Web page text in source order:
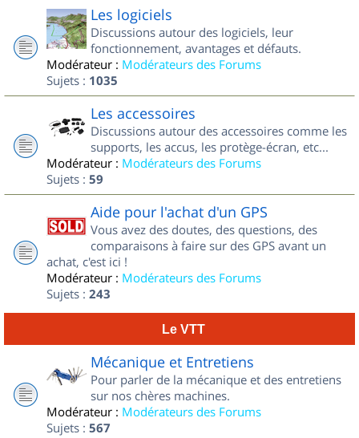
Les logiciels
Discussions autour des logiciels, leur
fonctionnement, avantages et défauts.
Modérateur : Modérateurs des Forums
Sujets : 1035
Les accessoires
Discussions autour des accessoires comme les
supports, les accus, les protège-écran, etc...
Modérateur : Modérateurs des Forums
Sujets : 59
Aide pour l'achat d'un GPS
Vous avez des doutes, des questions, des
comparaisons à faire sur des GPS avant un
achat, c'est ici !
Modérateur : Modérateurs des Forums
Sujets : 243
Le VTT
Mécanique et Entretiens
Pour parler de la mécanique et des entretiens
sur nos chères machines.
Modérateur : Modérateurs des Forums
Sujets : 567